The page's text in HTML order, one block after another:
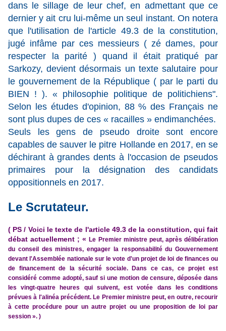
dans le sillage de leur chef, en admettant que ce
dernier y ait cru lui-même un seul instant. On notera
que l'utilisation de l'article 49.3 de la constitution,
jugé infâme par ces messieurs ( zé dames, pour
respecter la parité ) quand il était pratiqué par
Sarkozy, devient désormais un texte salutaire pour
le gouvernement de la République ( par le parti du
BIEN ! ). « philosophie politique de politichiens".
Selon les études d'opinion, 88 % des Français ne
sont plus dupes de ces « racailles » endimanchées.
Seuls les gens de pseudo droite sont encore
capables de sauver le pitre Hollande en 2017, en se
déchirant à grandes dents à l'occasion de pseudos
primaires pour la désignation des candidats
oppositionnels en 2017.
Le Scrutateur.
( PS / Voici le texte de l'article 49.3 de la constitution, qui fait
débat actuellement ; «Le Premier ministre peut, après délibération
du conseil des ministres, engager la responsabilité du Gouvernement
devant l'Assemblée nationale sur le vote d'un projet de loi de finances ou
de financement de la sécurité sociale. Dans ce cas, ce projet est
considéré comme adopté, sauf si une motion de censure, déposée dans
les vingt-quatre heures qui suivent, est votée dans les conditions
prévues à l'alinéa précédent. Le Premier ministre peut, en outre, recourir
à cette procédure pour un autre projet ou une proposition de loi par
session ». )